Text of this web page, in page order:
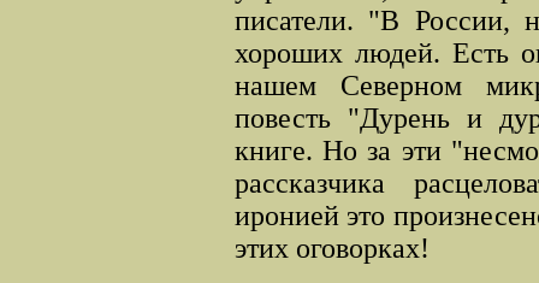
писатели. "В России,
хороших людей. Есть
нашем Северном
повесть "Дурень и
книге. Но за эти
рассказчика
иронией это
этих оговорках!